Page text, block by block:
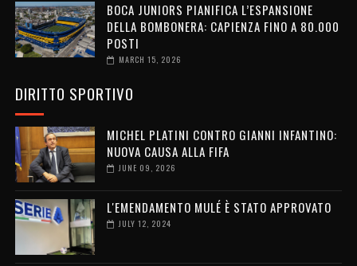
BOCA JUNIORS PIANIFICA L’ESPANSIONE
DELLA BOMBONERA: CAPIENZA FINO A 80.000
POSTI
MARCH 15, 2026
DIRITTO SPORTIVO
MICHEL PLATINI CONTRO GIANNI INFANTINO:
NUOVA CAUSA ALLA FIFA
JUNE 09, 2026
L'EMENDAMENTO MULÉ È STATO APPROVATO
JULY 12, 2024